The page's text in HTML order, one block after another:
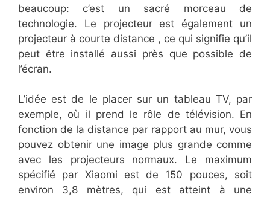
beaucoup: c’est un sacré morceau de
technologie. Le projecteur est également un
projecteur à courte distance , ce qui signifie qu’il
peut être installé aussi près que possible de
l’écran.
L’idée est de le placer sur un tableau TV, par
exemple, où il prend le rôle de télévision. En
fonction de la distance par rapport au mur, vous
pouvez obtenir une image plus grande comme
avec les projecteurs normaux. Le maximum
spécifié par Xiaomi est de 150 pouces, soit
environ 3,8 mètres, qui est atteint à une